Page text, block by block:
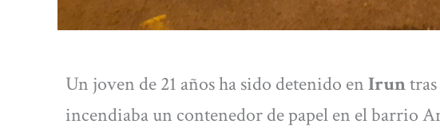
Un joven de 21 años ha sido detenido enIrun
incendiaba un contenedor de papel en el barrio